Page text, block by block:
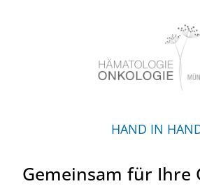
HAND IN
Gemeinsam für Ihre